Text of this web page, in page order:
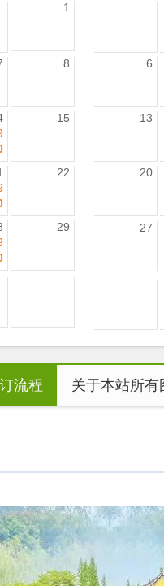
1
8
15
22
29
6
13
20
27
流程 关于本站所有